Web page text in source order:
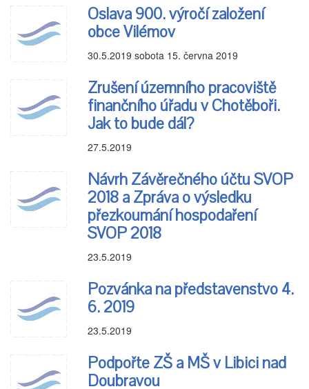
Oslava 900. výročí založení
obce Vilémov
30.5.2019 sobota 15. června 2019
Zrušení územního pracoviště
finančního úřadu v Chotěboři.
Jak to bude dál?
27.5.2019
Návrh Závěrečného účtu SVOP
2018 a Zpráva o výsledku
přezkoumání hospodaření
SVOP 2018
23.5.2019
Pozvánka na představenstvo 4.
6. 2019
23.5.2019
Podpořte ZŠ a MŠ v Libici nad
Doubravou